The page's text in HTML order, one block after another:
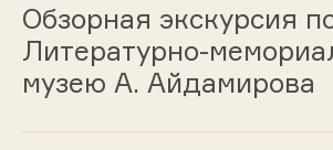
Обзорная экскурсия
Литературно-
музею А. Айдамирова